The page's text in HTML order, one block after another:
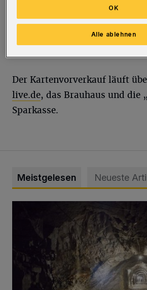
„Rockemariechen“, Steve
sowie das Prinzenpaar mit
Stadt Wuppertal. Zuletzt
Der Kartenvorverkauf läuft
live.de, das Brauhaus und die
Sparkasse.
Meistgelesen Neueste
Alle ablehnen
OK